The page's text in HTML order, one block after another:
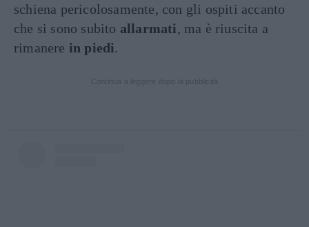
schiena pericolosamente, con gli ospiti accanto
che si sono subito allarmati, ma è riuscita a
rimanere in piedi.